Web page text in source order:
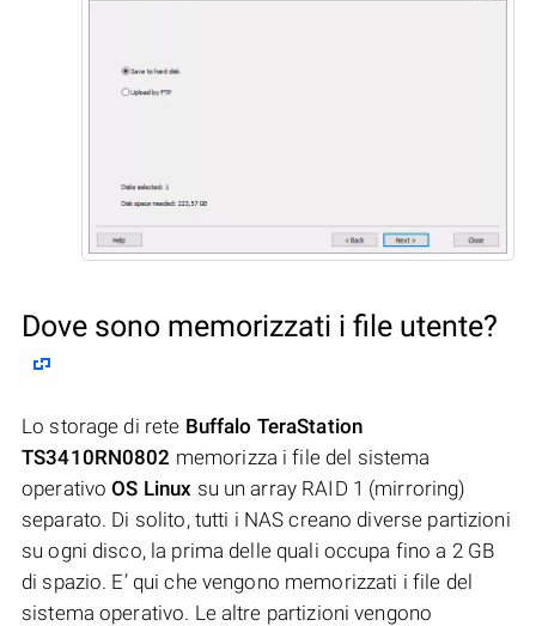
Dove sono memorizzati i file utente?
Lo storage di rete Buffalo TeraStation
TS3410RN0802 memorizza i file del sistema
operativoOS Linux su un array RAID 1 (mirroring)
separato. Di solito, tutti i NAS creano diverse partizioni
su ogni disco, la prima delle quali occupa fino a 2 GB
di spazio. E’ qui che vengono memorizzati i file del
sistema operativo. Le altre partizioni vengono